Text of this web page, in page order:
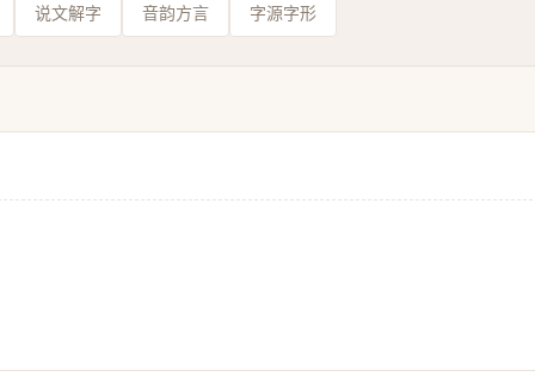
说文解字 音韵方言 字源字形